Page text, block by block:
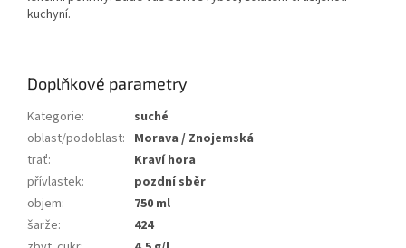
kuchyní.
Doplňkové parametry
Kategorie:
suché
oblast/podoblast: Morava / Znojemská
trať:
Kraví hora
přívlastek:
pozdní sběr
objem:
750 ml
šarže:
424